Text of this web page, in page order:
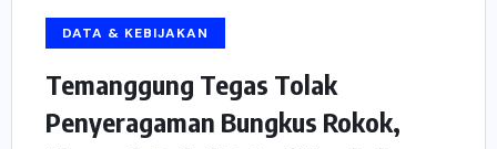
DATA & KEBIJAKAN
Temanggung Tegas Tolak
Penyeragaman Bungkus Rokok,